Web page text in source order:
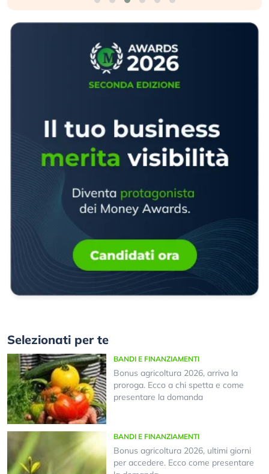
Selezionati per te
BANDI E FINANZIAMENTI
Bonus agricoltura 2026, arriva la
proroga. Ecco a chi spetta e come
presentare la domanda
BANDI E FINANZIAMENTI
Bonus agricoltura 2026, ultimi giorni
per accedere. Ecco come presentare